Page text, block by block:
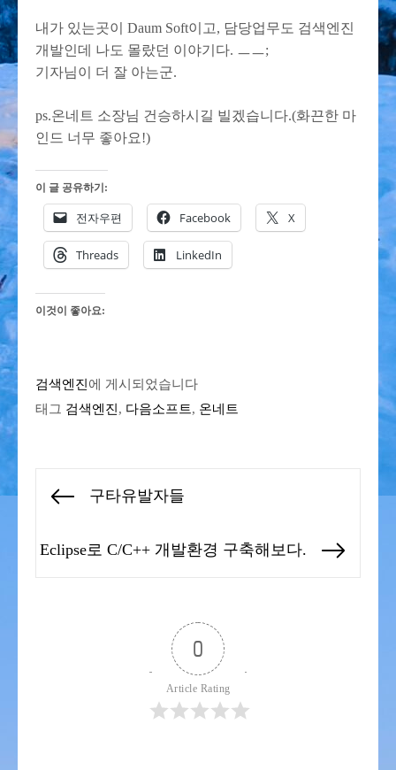
내가 있는곳이 Daum Soft이고, 담당업무도 검색엔진
개발인데 나도 몰랐던 이야기다. ㅡㅡ;
기자님이 더 잘 아는군.
ps.온네트 소장님 건승하시길 빌겠습니다.(화끈한 마
인드 너무 좋아요!)
이 글 공유하기:
전자우편 Facebook X
Threads LinkedIn
이것이 좋아요:
검색엔진에 게시되었습니다
태그 검색엔진, 다음소프트, 온네트
색
Previous
구타유발자들
Eclipse로 C/C++ 개발환경 구축해보다.
0
Article Rating